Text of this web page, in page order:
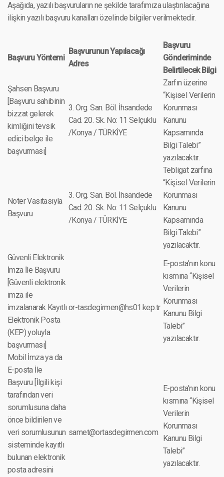
Aşağıda, yazılı başvuruların ne şekilde tarafımıza ulaştırılacağına
ilişkin yazılı başvuru kanalları özelinde bilgiler verilmektedir.
Başvuru Yöntemi
Başvurunun Yapılacağı
Adres
Başvuru
Gönderiminde
Belirtilecek Bilgi
Şahsen Başvuru
[Başvuru sahibinin
bizzat gelerek
kimliğini tevsik
edici belge ile
başvurması]
3. Org. San. Böl. İhsandede
Cad. 20. Sk. No: 11 Selçuklu
/Konya / TÜRKİYE
Zarfın üzerine
“Kişisel Verilerin
Korunması
Kanunu
Kapsamında
Bilgi Talebi”
yazılacaktır.
Noter Vasıtasıyla
Başvuru
3. Org. San. Böl. İhsandede
Cad. 20. Sk. No: 11 Selçuklu
/Konya / TÜRKİYE
Tebligat zarfına
“Kişisel Verilerin
Korunması
Kanunu
Kapsamında
Bilgi Talebi”
yazılacaktır.
Güvenli Elektronik
İmza İle Başvuru
[Güvenli elektronik
imza ile
imzalanarak Kayıtlı
Elektronik Posta
(KEP) yoluyla
başvurması]
or-tasdegirmen@hs01.kep.tr
E-posta’nın konu
kısmına “Kişisel
Verilerin
Korunması
Kanunu Bilgi
Talebi”
yazılacaktır.
Mobil İmza ya da
E-posta İle
Başvuru [İlgili kişi
tarafından veri
sorumlusuna daha
önce bildirilen ve
veri sorumlusunun
sisteminde kayıtlı
bulunan elektronik
posta adresini
samet@ortasdegirmen.com
E-posta’nın konu
kısmına “Kişisel
Verilerin
Korunması
Kanunu Bilgi
Talebi”
yazılacaktır.